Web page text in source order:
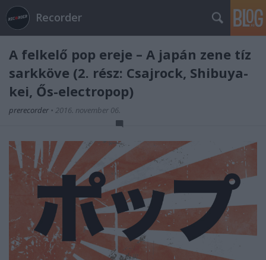
Recorder
A felkelő pop ereje – A japán zene tíz
sarkköve (2. rész: Csajrock, Shibuya-
kei, Ős-electropop)
prerecorder • 2016. november 06.